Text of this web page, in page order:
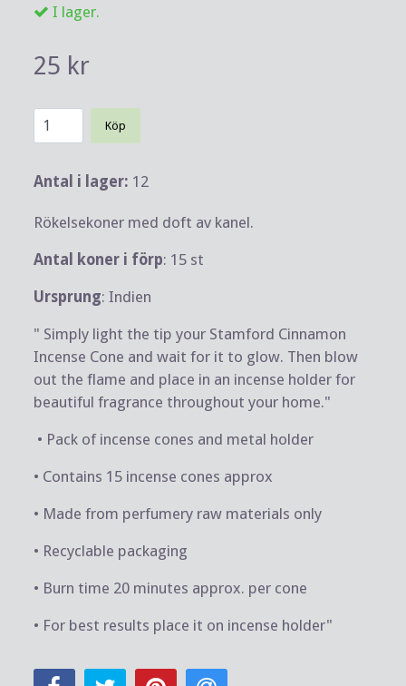
I lager.
25 kr
Köp
Antal i lager: 12
Rökelsekoner med doft av kanel.
Antal koner i förp: 15 st
Ursprung: Indien
" Simply light the tip your Stamford Cinnamon
Incense Cone and wait for it to glow. Then blow
out the flame and place in an incense holder for
beautiful fragrance throughout your home."
• Pack of incense cones and metal holder
• Contains 15 incense cones approx
• Made from perfumery raw materials only
• Recyclable packaging
• Burn time 20 minutes approx. per cone
• For best results place it on incense holder"